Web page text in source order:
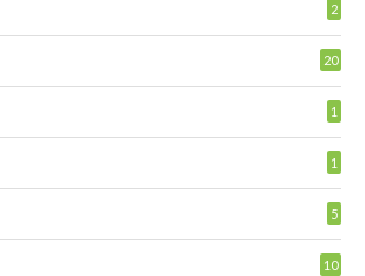
2
20
1
1
5
10